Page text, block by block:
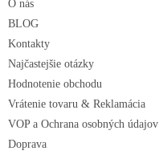
O nás
BLOG
Kontakty
Najčastejšie otázky
Hodnotenie obchodu
Vrátenie tovaru & Reklamácia
VOP a Ochrana osobných údajov
Doprava